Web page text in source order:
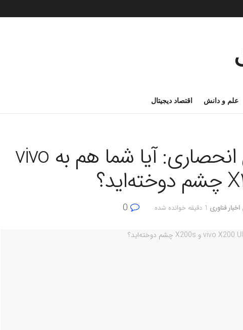
علم و دانش اقتصاد دیجیتال
وسوسه پرچمداران انحصاری: آیا شما هم به vivo
اخبار فناوری 1 دقیقه خوانده شده